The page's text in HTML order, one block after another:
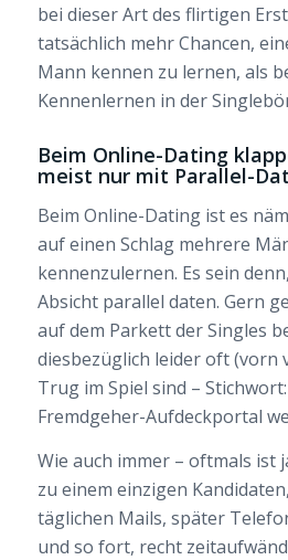
bei dieser Art des flirtigen
tatsächlich mehr Chancen,
Mann kennen zu lernen, als
Kennenlernen in der
Beim Online-Dating
meist nur mit Parallel-
Beim Online-Dating ist es
auf einen Schlag mehrere
kennenzulernen. Es sein
Absicht parallel daten. Gern
auf dem Parkett der Singles
diesbezüglich leider oft (vorn
Trug im Spiel sind –
Fremdgeher-Aufdeckportal
Wie auch immer – oftmals ist
zu einem einzigen
täglichen Mails, später
und so fort, recht